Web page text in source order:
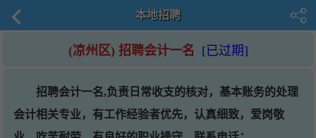
本地招聘
(凉州区) 招聘会计一名 [已过期]
招聘会计一名,负责日常收支的核对，基本账务的处理
会计相关专业，有工作经验者优先，认真细致，爱岗敬